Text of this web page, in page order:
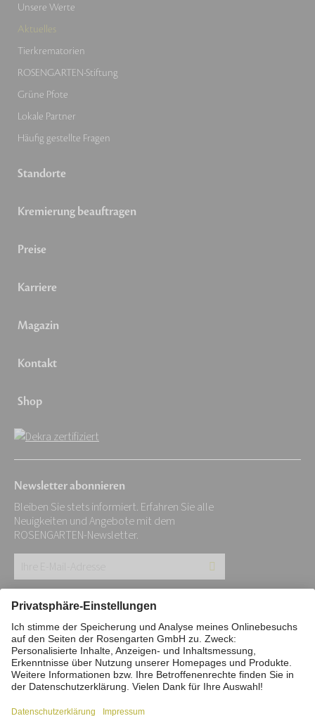
Unsere Werte
Aktuelles
Tierkrematorien
ROSENGARTEN-Stiftung
Grüne Pfote
Lokale Partner
Häufig gestellte Fragen
Standorte
Kremierung beauftragen
Preise
Karriere
Magazin
Kontakt
Shop
Newsletter abonnieren
Bleiben Sie stets informiert. Erfahren Sie alle
Neuigkeiten und Angebote mit dem
ROSENGARTEN-Newsletter.
E-
Mail-
Adresse:
*
Impressum Datenschutz
Stiftung
Interne Meldestelle
Zahlungsmittel
Barrierefreiheitserklärung
Vertrag widerrufen